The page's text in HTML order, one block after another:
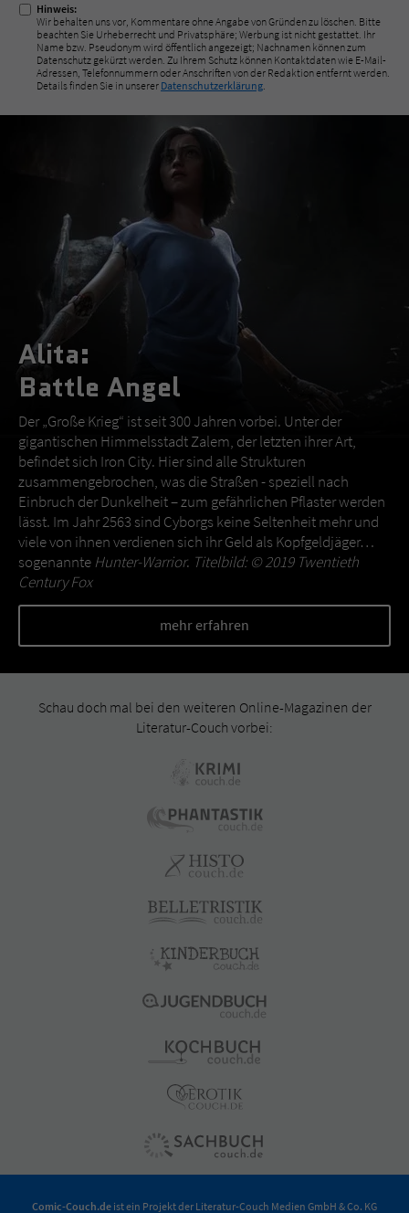
Hinweis:
Wir behalten uns vor, Kommentare ohne Angabe von Gründen zu löschen. Bitte
beachten Sie Urheberrecht und Privatsphäre; Werbung ist nicht gestattet. Ihr
Name bzw. Pseudonym wird öffentlich angezeigt; Nachnamen können zum
Datenschutz gekürzt werden. Zu Ihrem Schutz können Kontaktdaten wie E-Mail-
Adressen, Telefonnummern oder Anschriften von der Redaktion entfernt werden.
Details finden Sie in unserer Datenschutzerklärung
Alita:
Battle Angel
Der „Große Krieg“ ist seit 300 Jahren vorbei. Unter der
gigantischen Himmelsstadt Zalem, der letzten ihrer Art,
befindet sich Iron City. Hier sind alle Strukturen
zusammengebrochen, was die Straßen - speziell nach
Einbruch der Dunkelheit – zum gefährlichen Pflaster werden
lässt. Im Jahr 2563 sind Cyborgs keine Seltenheit mehr und
viele von ihnen verdienen sich ihr Geld als Kopfgeldjäger…
sogenannte Hunter-Warrior. Titelbild: © 2019 Twentieth
Century Fox
mehr erfahren
Schau doch mal bei den weiteren Online-Magazinen der
Literatur-Couch vorbei:
Comic-Couch.de ist ein Projekt der Literatur-Couch Medien GmbH & Co. KG